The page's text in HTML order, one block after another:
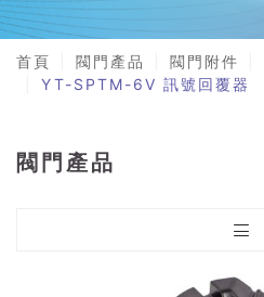
首頁 閥門產品 閥門附件
YT-SPTM-6V 訊號回覆器
閥門產品